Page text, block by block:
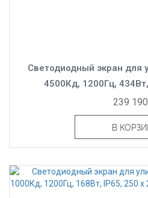
Светодиодный экран для
4500Кд, 1200Гц,
239
В